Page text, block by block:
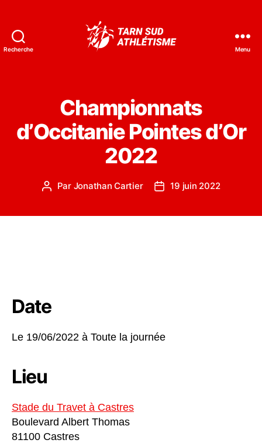
Recherche Menu
Championnats
d’Occitanie Pointes d’Or
2022
Auteur
Par Jonathan Cartier
Date19 juin 2022
Date
Le 19/06/2022 à Toute la journée
Lieu
Stade du Travet à Castres
Boulevard Albert Thomas
81100 Castres